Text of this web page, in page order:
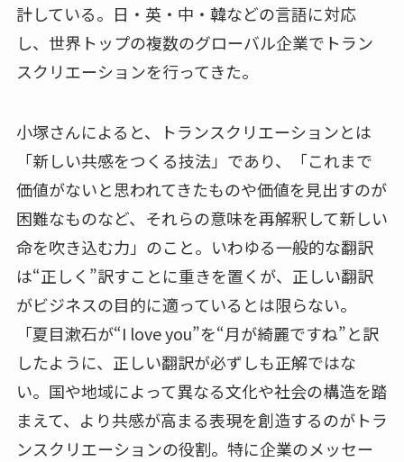
計している。日・英・中・韓などの言語に対応
し、世界トップの複数のグローバル企業でトラン
スクリエーションを行ってきた。
小塚さんによると、トランスクリエーションとは
「新しい共感をつくる技法」であり、「これまで
価値がないと思われてきたものや価値を見出すのが
困難なものなど、それらの意味を再解釈して新しい
命を吹き込む力」のこと。いわゆる一般的な翻訳
は“正しく”訳すことに重きを置くが、正しい翻訳
がビジネスの目的に適っているとは限らない。
「夏目漱石が“I loveyou”を“月が綺麗ですね”と訳
したように、正しい翻訳が必ずしも正解ではな
い。国や地域によって異なる文化や社会の構造を踏
まえて、より共感が高まる表現を創造するのがトラ
ンスクリエーションの役割。特に企業のメッセー